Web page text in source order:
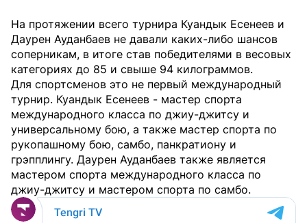
На протяжении всего турнира Куандык Есенеев и
Даурен Ауданбаев не давали каких-либо шансов
соперникам, в итоге став победителями в весовых
категориях до 85 и свыше 94 килограммов.
Для спортсменов это не первый международный
турнир. Куандык Есенеев - мастер спорта
международного класса по джиу-джитсу и
универсальному бою, а также мастер спорта по
рукопашному бою, самбо, панкратиону и
грэпплингу. Даурен Ауданбаев также является
мастером спорта международного класса по
джиу-джитсу и мастером спорта по самбо.